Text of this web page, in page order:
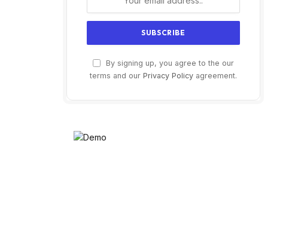
By signing up, you agree to the our
terms and our Privacy Policy agreement.